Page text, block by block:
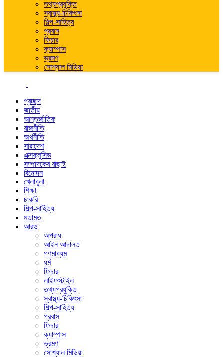
তথ্যপ্রযুক্তি
স্বাস্থ্য-চিকিৎসা
শিল্প-সাহিত্য
প্রবাস
ফিচার
ক্যাম্পাস
ভ্রমণ
সোশ্যাল মিডিয়া
প্রচ্ছদ
জাতীয়
আন্তর্জাতিক
রাজনীতি
অর্থনীতি
সারাদেশ
এক্সক্লুসিভ
সম্পাদকের বাছাই
বিনোদন
খেলাধুলা
শিক্ষা
চাকরি
শিল্প-সাহিত্য
মতামত
আরও
অপরাধ
আইন আদালত
গণমাধ্যম
ধর্ম
ফিচার
লাইফস্টাইল
তথ্যপ্রযুক্তি
স্বাস্থ্য-চিকিৎসা
শিল্প-সাহিত্য
প্রবাস
ফিচার
ক্যাম্পাস
ভ্রমণ
সোশ্যাল মিডিয়া